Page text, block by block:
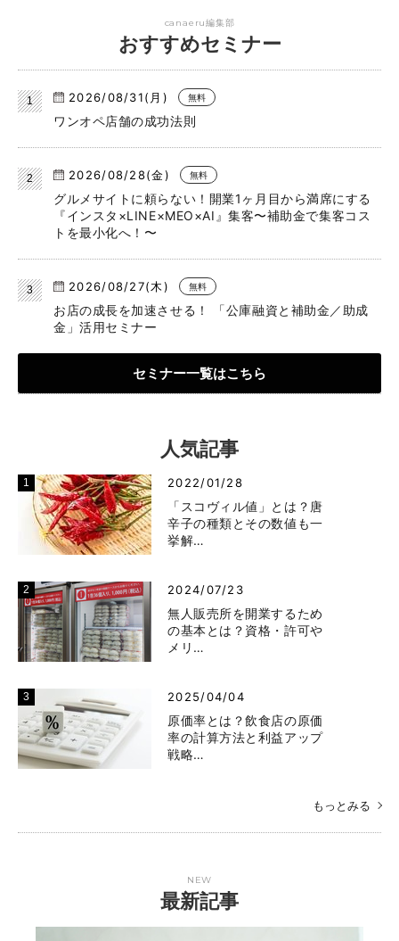
canaeru編集部
おすすめセミナー
2026/08/31(月) 無料
ワンオペ店舗の成功法則
2026/08/28(金) 無料
グルメサイトに頼らない！開業1ヶ月目から満席にする
『インスタ×LINE×MEO×AI』集客〜補助金で集客コス
トを最小化へ！〜
2026/08/27(木) 無料
お店の成長を加速させる！ 「公庫融資と補助金／助成
金」活用セミナー
セミナー一覧はこちら
人気記事
2022/01/28
「スコヴィル値」とは？唐
辛子の種類とその数値も一
挙解…
2024/07/23
無人販売所を開業するため
の基本とは？資格・許可や
メリ…
2025/04/04
原価率とは？飲食店の原価
率の計算方法と利益アップ
戦略…
もっとみる
NEW
最新記事